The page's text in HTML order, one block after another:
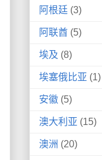
阿根廷 (3)
阿联酋 (5)
埃及 (8)
埃塞俄比亚 (1)
安徽 (5)
澳大利亚 (15)
澳洲 (20)